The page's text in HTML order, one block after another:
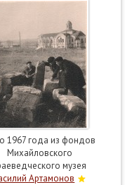
1967 года из фондов
Михайловского
музея
Артамонов